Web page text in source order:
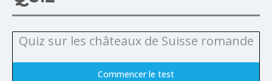
Quiz sur les châteaux de Suisse romande
Commencer le test